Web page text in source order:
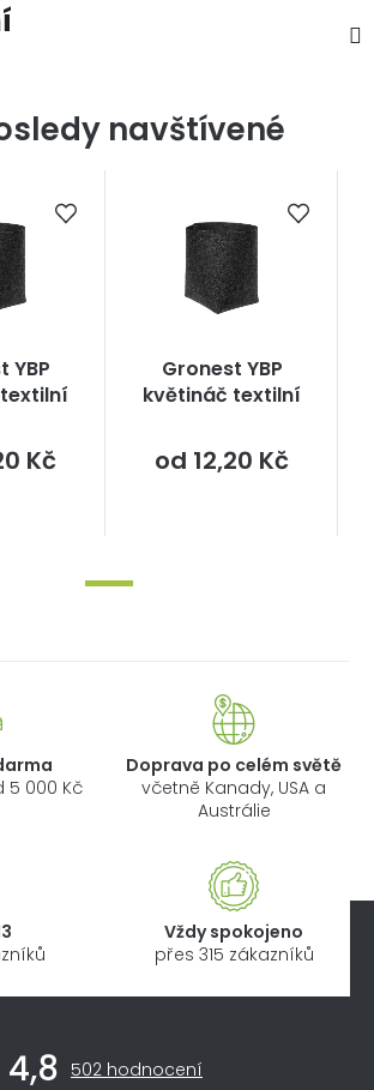
navštívené
YBP
Kčcena:
Gronest YBP
květináč textilní
od 12,20 Kčcena:
5 000 Kč
Doprava po celém světě
včetně Kanady, USA a
Austrálie
Vždy spokojeno
přes 315 zákazníků
4,8
Průměrné
502 hodnocení